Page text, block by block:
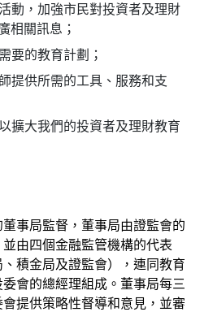
動，加強市民對投資者及理財
相關訊息；
要的教育計劃；
提供所需的工具、服務和支
擴大我們的投資者及理財教育
事局監督，董事局由證監會的
由四個金融監管機構的代表
、積金局及證監會），連同教育
會的總經理組成。董事局每三
提供策略性督導和意見，並審